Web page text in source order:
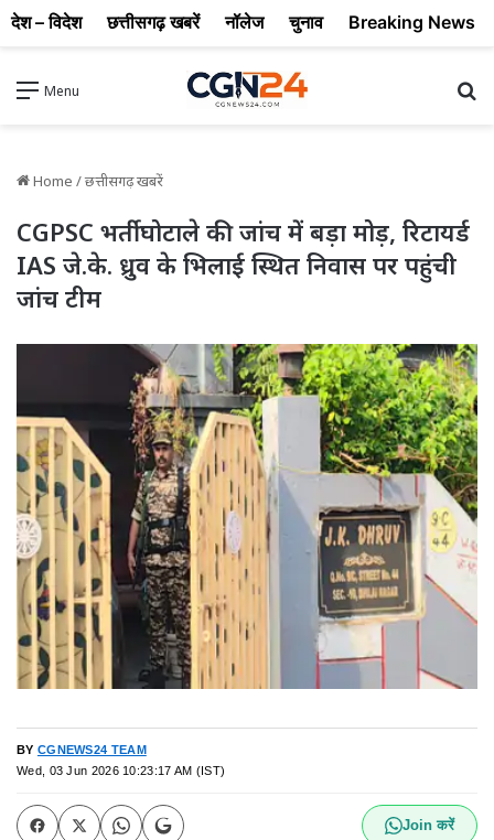
Menu
Home /छत्तीसगढ़ खबरें
CGPSC भर्ती घोटाले की जांच में बड़ा मोड़, रिटायर्ड
IAS जे.के. ध्रुव के भिलाई स्थित निवास पर पहुंची
जांच टीम
BY CGNEWS24 TEAM
Wed, 03 Jun 2026 10:23:17 AM (IST)
Join करें
देश – विदेश छत्तीसगढ़ खबरें नॉलेज चुनाव Breaking News